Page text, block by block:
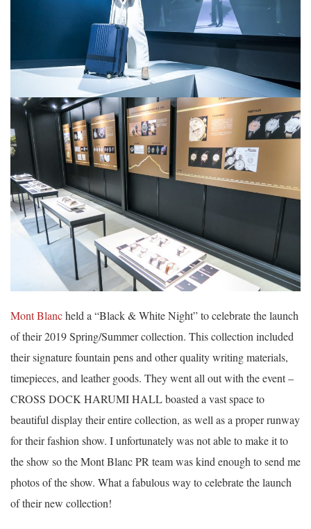
Mont Blancheld a “Black & White Night” to celebrate the launch
of their 2019 Spring/Summer collection. This collection included
their signature fountain pens and other quality writing materials,
timepieces, and leather goods. They went all out with the event –
CROSS DOCK HARUMI HALL boasted a vast space to
beautiful display their entire collection, as well as a proper runway
for their fashion show. I unfortunately was not able to make it to
the show so the Mont Blanc PR team was kind enough to send me
photos of the show. What a fabulous way to celebrate the launch
of their new collection!